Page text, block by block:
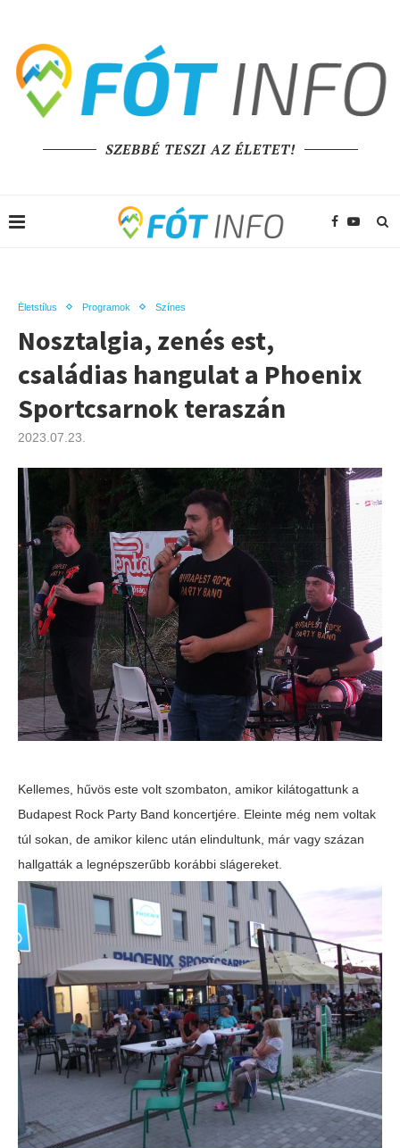
SZEBBÉ TESZI AZ ÉLETET!
Életstílus Programok Színes
Nosztalgia, zenés est,
családias hangulat a Phoenix
Sportcsarnok teraszán
2023.07.23.
Kellemes, hűvös este volt szombaton, amikor kilátogattunk a
Budapest Rock Party Band koncertjére. Eleinte még nem voltak
túl sokan, de amikor kilenc után elindultunk, már vagy százan
hallgatták a legnépszerűbb korábbi slágereket.